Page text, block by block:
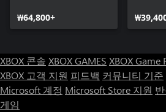
₩64,800+
XBOX 콘솔 XBOX GAMES XBOX Game
XBOX 고객 지원 피드백 커뮤니티 기준
Microsoft 계정 Microsoft Store 지원
게임